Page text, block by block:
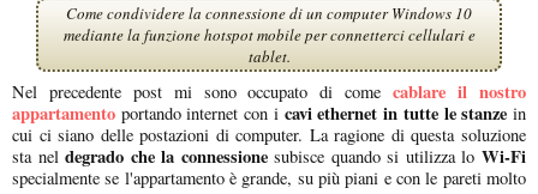
Come condividere la connessione di un computer Windows 10
mediante la funzione hotspot mobile per connetterci cellulari e
tablet.
Nel precedente post mi sono occupato di comecablare il nostro
appartamento portando internet con i cavi ethernet in tutte le stanze in
cui ci siano delle postazioni di computer. La ragione di questa soluzione
sta neldegrado che la connessionesubisce quando si utilizza loWi-Fi
specialmente se l'appartamento è grande, su più piani e con le pareti molto